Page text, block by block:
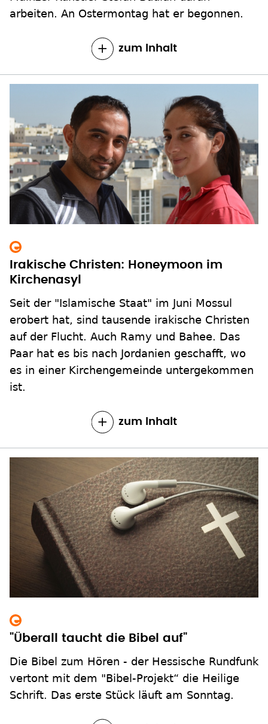
arbeiten. An Ostermontag hat er begonnen.
zum Inhalt
Irakische Christen: Honeymoon im
Kirchenasyl
Seit der "Islamische Staat" im Juni Mossul
erobert hat, sind tausende irakische Christen
auf der Flucht. Auch Ramy und Bahee. Das
Paar hat es bis nach Jordanien geschafft, wo
es in einer Kirchengemeinde untergekommen
ist.
zum Inhalt
"Überall taucht die Bibel auf"
Die Bibel zum Hören - der Hessische Rundfunk
vertont mit dem "Bibel-Projekt“ die Heilige
Schrift. Das erste Stück läuft am Sonntag.